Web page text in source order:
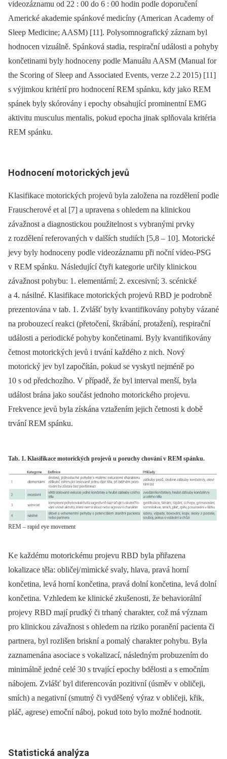
videozáznamu od 22 : 00 do 6 : 00 hodin podle doporučení
Americké akademie spánkové medicíny (American Academy of
Sleep Medicine; AASM) [11]. Polysomnografický záznam byl
hodnocen vizuálně. Spánková stadia, respirační události a pohyby
končetinami byly hodnoceny podle Manuálu AASM (Manual for
the Scor­­ing of Sleep and As­sociated Events, verze 2.2 2015) [11]
s výjimkou kritérií pro hodnocení REM spánku, kdy jako REM
spánek byly skórovány i epochy obsahující prominentní EMG
aktivitu musculus mentalis, pokud epocha jinak splňovala kritéria
REM spánku.
Hodnocení motorických jevů
Klasifikace motorických projevů byla založena na rozdělení podle
Frauscherové et al [7] a upravena s ohledem na klinickou
závažnost a dia­gnostickou použitelnost s vybranými prvky
z rozdělení referovaných v dalších studiích [5,8 –⁠ 10]. Motorické
jevy byly hodnoceny podle videozáznamu při noční video-PSG
v REM spánku. Následující čtyři kategorie určily klinickou
závažnost pohybu: 1. elementární; 2. excesivní; 3. scénické
a 4. násilné. Klasifikace motorických projevů RBD je podrobně
prezentována v tab. 1. Zvlášť byly kvantifikovány pohyby vázané
na probouzecí reakci (přetočení, škrábání, protažení), respirační
události a periodické pohyby končetinami. Byly kvantifikovány
četnost motorických jevů i trvání každého z nich. Nový
motorický jev byl započítán, pokud se vyskytl nejméně po
10 s od předchozího. V případě, že byl interval menší, byla
událost brána jako součást jednoho motorického projevu.
Frekvence jevů byla získána vztažením jejich četnosti k době
trvání REM spánku.
Tab. 1. Klasifikace motorických projevů u poruchy chování v REM spánku.
REM – rapid eye movement
Ke každému motorickému projevu RBD byla přiřazena
lokalizace těla: obličej/ mimické svaly, hlava, pravá horní
končetina, levá horní končetina, pravá dolní končetina, levá dolní
končetina. Vzhledem ke klinické zkušenosti, že behaviorální
projevy RBD mají prudký či trhaný charakter, což má význam
pro klinickou závažnost s ohledem na riziko poranění pa­cienta či
partnera, byl rozlišen briskní a pomalý charakter pohybu. Byla
zaznamenána asociace s vokalizací, následným probuzením do
minimálně jedné celé 30 s trvající epochy bdělosti a s emočním
nábojem. Zvlášť byl diferencován pozitivní (úsměv v obličeji,
smích) a negativní (smutný či vyděšený výraz v obličeji, křik,
pláč, agrese) emoční náboj, pokud toto bylo možné hodnotit.
Statistická analýza